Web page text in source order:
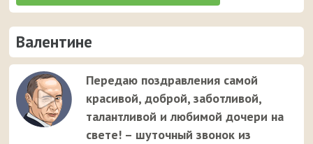
Валентине
Передаю поздравления самой
красивой, доброй, заботливой,
талантливой и любимой дочери на
свете! – шуточный звонок из